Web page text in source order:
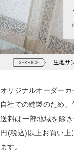
オリジナルオーダーカ
自社での縫製のため
送料は一部地域を除
円(税込)以上お買い上
ます。